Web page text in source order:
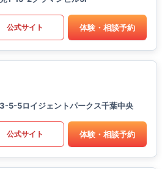
公式サイト 体験・相談予約
5-5ロイジェントパークス千葉中央​
公式サイト 体験・相談予約